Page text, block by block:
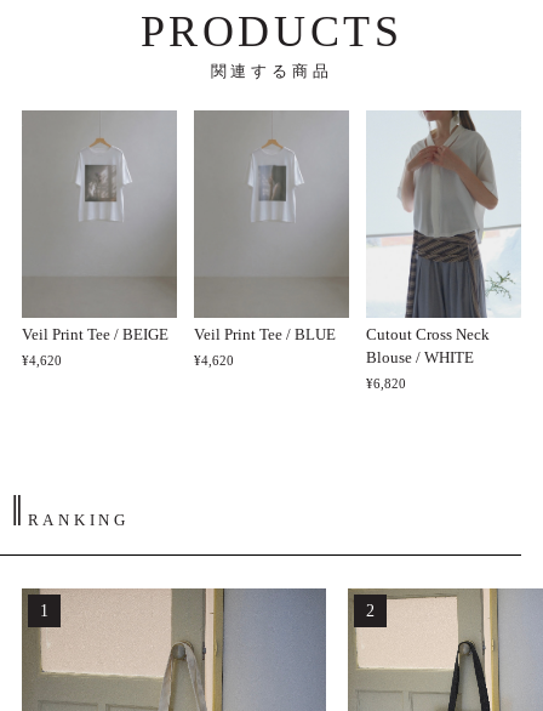
PRODUCTS
関連する商品
Veil Print Tee / BEIGE
¥4,620
Veil Print Tee / BLUE
¥4,620
Cutout Cross Neck
Blouse / WHITE
¥6,820
‖ RANKING